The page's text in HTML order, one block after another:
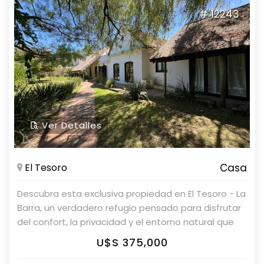
de vivir en este paraíso! Consulte con nuestros
asesores. Parolin & Asociados Propiedades.
# 12243
Ver Detalles
El Tesoro Casa
Descubra esta exclusiva propiedad en El Tesoro - La
Barra, un verdadero refugio pensado para disfrutar
del confort, la privacidad y el entorno natural que
caracteriza a una de las zonas más buscadas del
este. Implantada sobre un amplio terreno de 1.000
U$S 375,000